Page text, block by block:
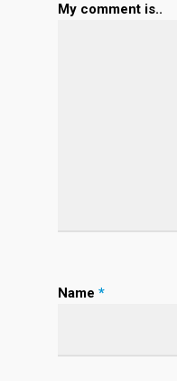
My comment is..
Name *